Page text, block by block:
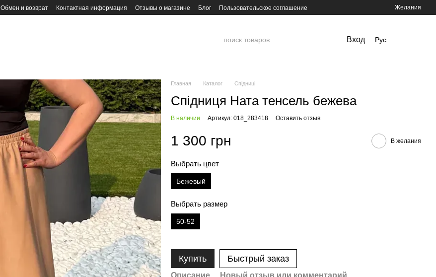
Обмен и возврат Контактная информация Отзывы о магазине Блог Пользовательское соглашение Желания
Вход Рус
Главная Каталог Спідниці
Спідниця Ната тенсель бежева
В наличии Артикул: 018_283418 Оставить отзыв
1 300 грн В желания
Выбрать цвет
Бежевый
Выбрать размер
50-52
Купить Быстрый заказ
Описание Новый отзыв или комментарий